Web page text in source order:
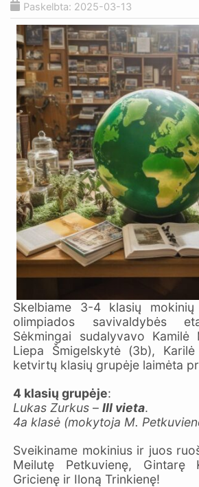
Paskelbta: 2025-03-13
Skelbiame 3-4 klasių
olimpiados savivaldybės
Sėkmingai sudalyvavo Kamilė
Liepa Šmigelskytė (3b),
ketvirtų klasių grupėje laimėta
4 klasių grupėje:
Lukas Zurkus –III vieta.
4a klasė (mokytoja M.
Sveikiname mokinius ir juos
Meilutę Petkuvienę, Gintarę
Gricienę ir Iloną Trinkienę!